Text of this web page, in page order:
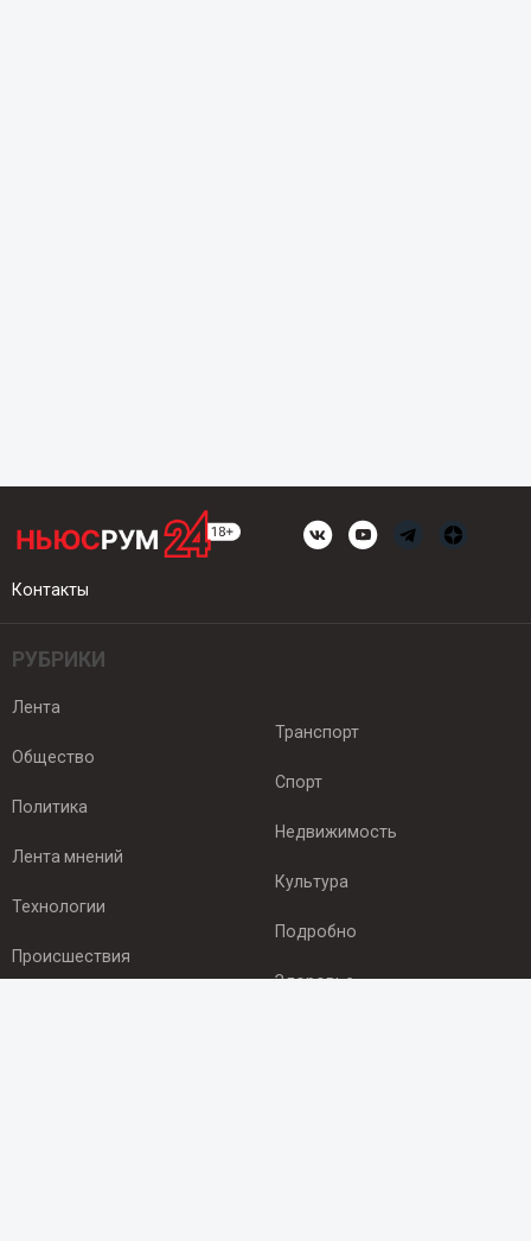
Контакты
РУБРИКИ
Лента
Общество
Политика
Лента мнений
Технологии
Происшествия
Транспорт
Спорт
Недвижимость
Культура
Подробно
Здоровье